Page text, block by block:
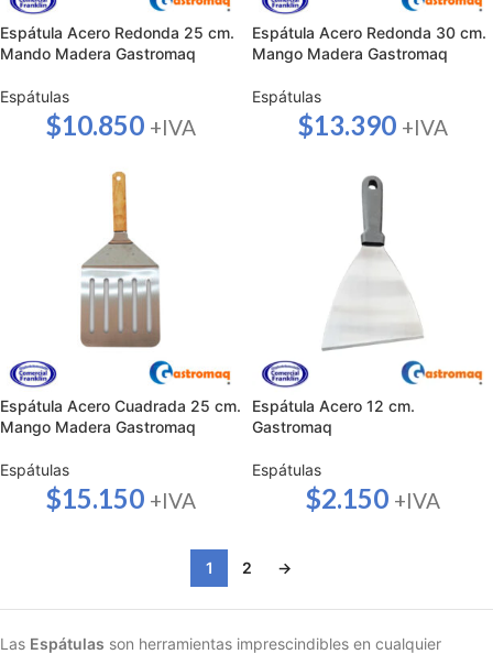
Espátula Acero Redonda 25 cm.
Mando Madera Gastromaq
Espátulas
$10.850 +IVA
Espátula Acero Redonda 30 cm.
Mango Madera Gastromaq
Espátulas
$13.390 +IVA
Espátula Acero Cuadrada 25 cm.
Mango Madera Gastromaq
Espátulas
$15.150 +IVA
Espátula Acero 12 cm.
Gastromaq
Espátulas
$2.150 +IVA
1 2 →
Las Espátulas son herramientas imprescindibles en cualquier